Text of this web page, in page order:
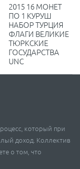
2015 16 МОНЕТ
ПО 1 КУРУШ
НАБОР ТУРЦИЯ
ФЛАГИ ВЕЛИКИЕ
ТЮРКСКИЕ
ГОСУДАРСТВА
UNC
который при
доход. Коллектив
о том, что